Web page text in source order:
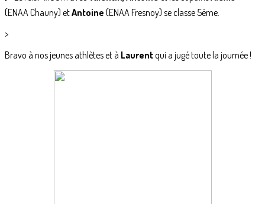
(ENAA Chauny) etAntoine (ENAA Fresnoy) se classe 5ème.
>
Bravo à nos jeunes athlètes et à Laurentqui a jugé toute la journée !